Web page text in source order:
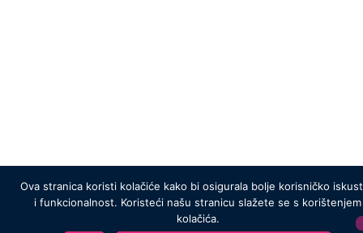
Ova stranica koristi kolačiće kako bi osigurala bolje korisničko
i funkcionalnost. Koristeći našu stranicu slažete se s korištenjem
kolačića.